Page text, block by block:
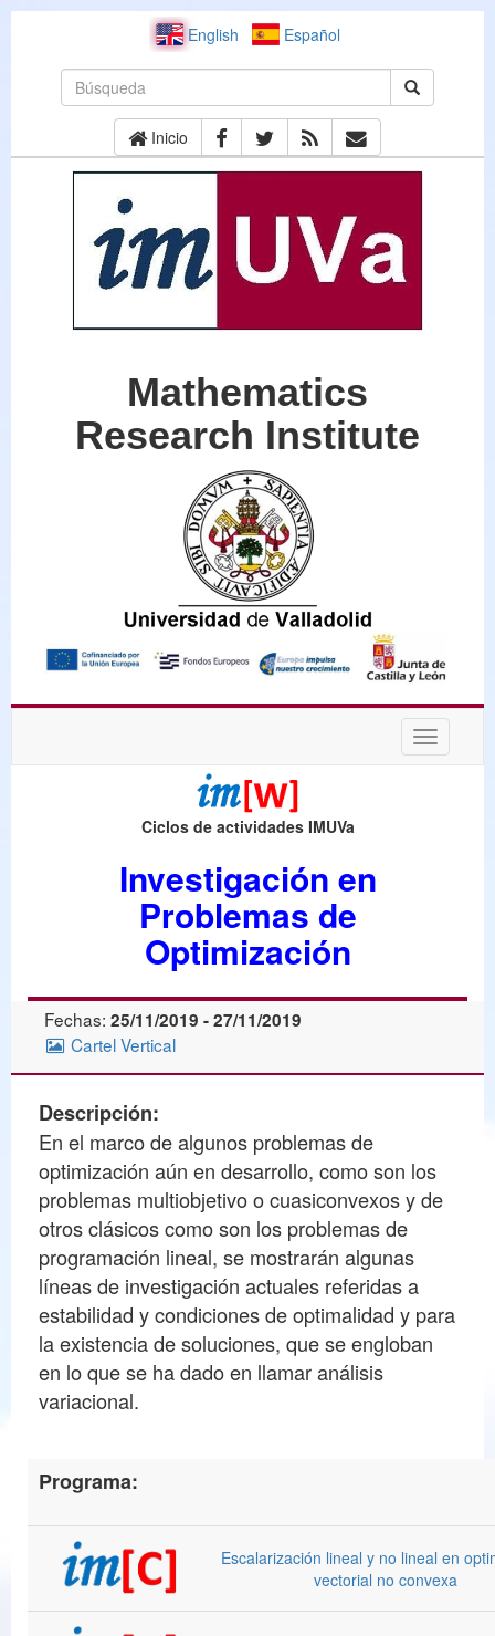
English Español
Inicio
Mathematics
Research Institute
Desplegar
Ciclos de actividades IMUVa
Investigación en
Problemas de
Optimización
Fechas: 25/11/2019 - 27/11/2019
Cartel Vertical
Descripción:
En el marco de algunos problemas de
optimización aún en desarrollo, como son los
problemas multiobjetivo o cuasiconvexos y de
otros clásicos como son los problemas de
programación lineal, se mostrarán algunas
líneas de investigación actuales referidas a
estabilidad y condiciones de optimalidad y para
la existencia de soluciones, que se engloban
en lo que se ha dado en llamar análisis
variacional.